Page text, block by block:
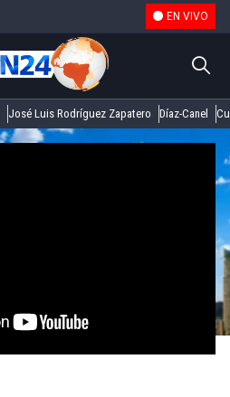
EN VIVO
José Luis Rodríguez Zapatero Díaz-Canel